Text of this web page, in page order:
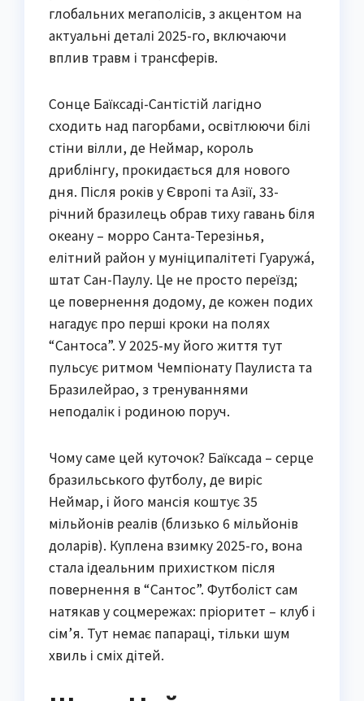
глобальних мегаполісів, з акцентом на
актуальні деталі 2025-го, включаючи
вплив травм і трансферів.
Сонце Баїксаді-Сантістій лагідно
сходить над пагорбами, освітлюючи білі
стіни вілли, де Неймар, король
дриблінгу, прокидається для нового
дня. Після років у Європі та Азії, 33-
річний бразилець обрав тиху гавань біля
океану – морро Санта-Терезінья,
елітний район у муніципалітеті Гуаружá,
штат Сан-Паулу. Це не просто переїзд;
це повернення додому, де кожен подих
нагадує про перші кроки на полях
“Сантоса”. У 2025-му його життя тут
пульсує ритмом Чемпіонату Паулиста та
Бразилейрао, з тренуваннями
неподалік і родиною поруч.
Чому саме цей куточок? Баїксада – серце
бразильського футболу, де виріс
Неймар, і його мансія коштує 35
мільйонів реалів (близько 6 мільйонів
доларів). Куплена взимку 2025-го, вона
стала ідеальним прихистком після
повернення в “Сантос”. Футболіст сам
натякав у соцмережах: пріоритет – клуб і
сім’я. Тут немає папараці, тільки шум
хвиль і сміх дітей.